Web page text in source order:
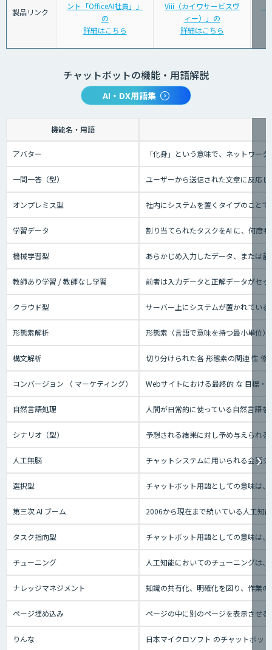
製品リンク
ント「OfficeAI社員」」
の
詳細はこちら
Viii（カイワサービスヴ
ィー）」の
詳細はこちら
チャットボットの機能・用語解説
AI・DX用語集
機能名・用語
アバター 「化身」という意味で、ネットワー
一問一答（型） ユーザーから送信された文章に反応
オンプレミス型 社内にシステムを置くタイプのこと
学習データ 割り当てられたタスクをAI に、何度
機械学習型 あらかじめ入力したデータ、または
教師あり学習 / 教師なし学習 前者は入力データと正解データがセ
クラウド型 サーバー上にシステムが置かれてい
形態素解析 形態素（言語で意味を持つ最小単位
構文解析 切り分けられた各 形態素の関連 性
コンバージョン （ マーケティング） Webサイトにおける最終的 な 目標・
自然言語処理 人間が日常的に使っている自然言語
シナリオ（型） 予想される結果に対し予め与えられ
人工無脳 チャットシステムに用いられる会話
選択型 チャットボット用語としての意味は
第三次 AI ブーム 2006から現在まで続いている人工知
タスク指向型 チャットボット用語としての意味は
チューニング 人工知能においてのチューニングは
ナレッジマネジメント 知識の共有化、明確化を図り、作業
ページ埋め込み ページの中に別のページを表示させ
りんな 日本マイクロソフト のチャットボッ